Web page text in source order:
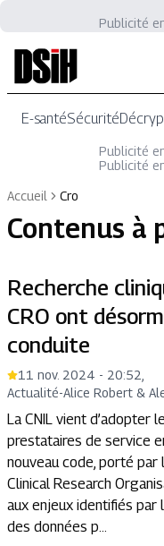
Publicité
E-santéSécurité
Publicité
Publicité
Accueil
Cro
Contenus à
Recherche
CRO ont
conduite
11 nov. 2024 - 20:52
Actualité-Alice Robert &
La CNIL vient d’adopter
prestataires de service
nouveau code, porté par
Clinical Research
aux enjeux identifiés
des données p...